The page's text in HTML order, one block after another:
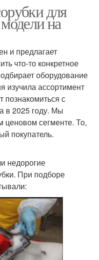
для
на
и предлагает
что-то конкретное
оборудование
изучила ассортимент
познакомиться с
в 2025 году. Мы
сегменте. То,
покупатель.
недорогие
При подборе